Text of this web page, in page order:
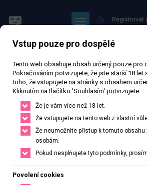
Registrovat
Mandy
76 800 zhlédnutí
let 156
Plzeň, Plzeňský kraj, Česká republika
Vstup pouze pro dospělé
Tento web obsahuje obsah určený pouze pro
Pokračováním potvrzujete, že jste starší 18 let
toho, že vstupujete na stránky s obsahem
Kliknutím na tlačítko 'Souhlasím' potvrzujete:
Že je vám více než 18 let.
Že vstupujete na tento web z vlastní
Že neumožníte přístup k tomuto
osobám.
Pokud nesplňujete tyto podmínky,
Povolení cookies